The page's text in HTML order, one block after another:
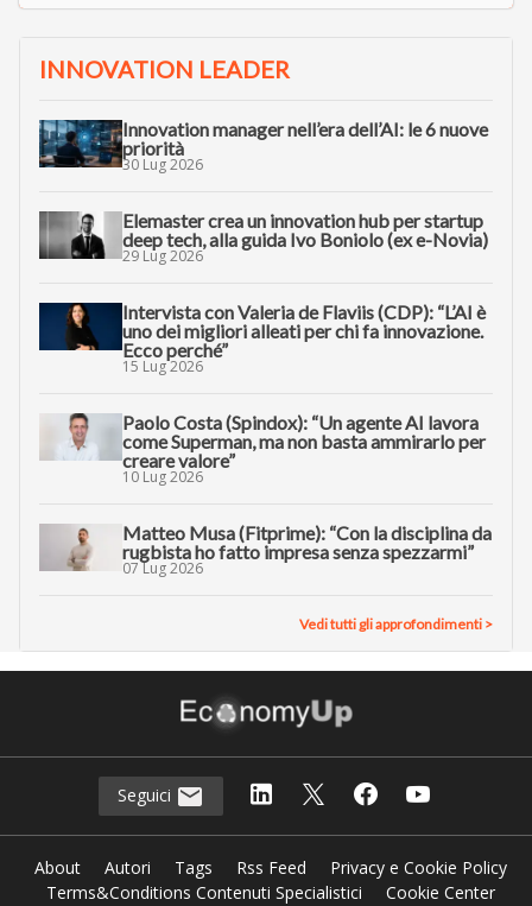
INNOVATION LEADER
Innovation manager nell’era dell’AI: le 6 nuove
priorità
30 Lug 2026
Elemaster crea un innovation hub per startup
deep tech, alla guida Ivo Boniolo (ex e-Novia)
29 Lug 2026
Intervista con Valeria de Flaviis (CDP): “L’AI è
uno dei migliori alleati per chi fa innovazione.
Ecco perché”
15 Lug 2026
Paolo Costa (Spindox): “Un agente AI lavora
come Superman, ma non basta ammirarlo per
creare valore”
10 Lug 2026
Matteo Musa (Fitprime): “Con la disciplina da
rugbista ho fatto impresa senza spezzarmi”
07 Lug 2026
Vedi tutti gli approfondimenti >
Seguici
About Autori Tags Rss Feed
Privacy e Cookie Policy
Terms&Conditions Contenuti Specialistici
Cookie Center